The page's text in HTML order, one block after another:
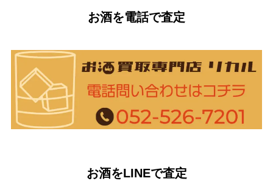
お酒を電話で査定
お酒をLINEで査定